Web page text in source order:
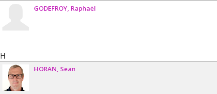
GODEFROY Raphaël
H
HORAN Sean